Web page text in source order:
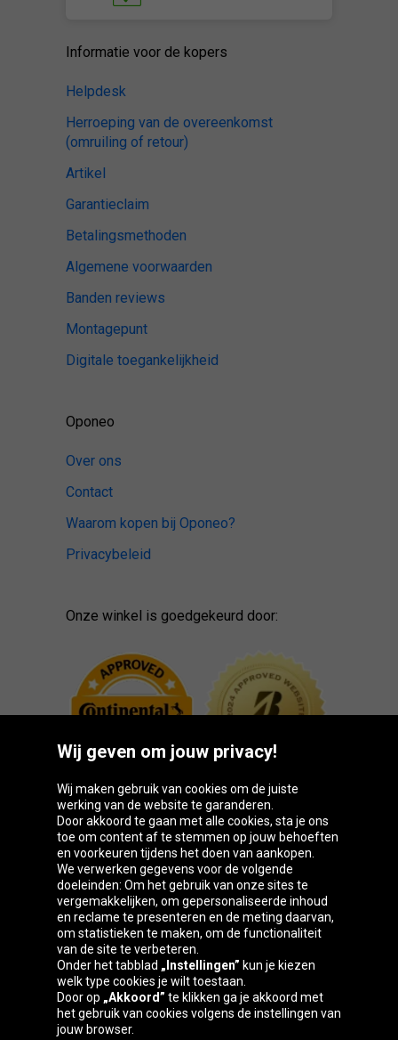
Informatie voor de kopers
Helpdesk
Herroeping van de overeenkomst
(omruiling of retour)
Artikel
Garantieclaim
Betalingsmethoden
Algemene voorwaarden
Banden reviews
Montagepunt
Digitale toegankelijkheid
Oponeo
Over ons
Contact
Waarom kopen bij Oponeo?
Privacybeleid
Onze winkel is goedgekeurd door:
Oponeo-groep
Belgique
Česká
republika
Deutschland Éire
España France Italia Magyarország
Wij geven om jouw privacy!
Wij maken gebruik van cookies om de juiste
werking van de website te garanderen.
Door akkoord te gaan met alle cookies, sta je ons
toe om content af te stemmen op jouw behoeften
en voorkeuren tijdens het doen van aankopen.
We verwerken gegevens voor de volgende
doeleinden: Om het gebruik van onze sites te
vergemakkelijken, om gepersonaliseerde inhoud
en reclame te presenteren en de meting daarvan,
om statistieken te maken, om de functionaliteit
van de site te verbeteren.
Onder het tabblad „Instellingen” kun je kiezen
welk type cookies je wilt toestaan.
Door op „Akkoord” te klikken ga je akkoord met
het gebruik van cookies volgens de instellingen van
jouw browser.